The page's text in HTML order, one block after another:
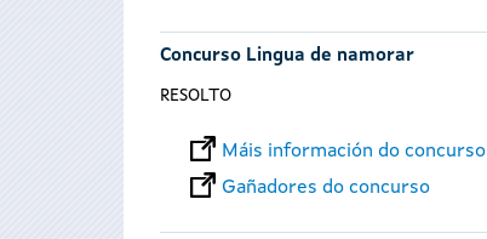
Concurso Lingua de namorar
RESOLTO
Máis información do concurso
Gañadores do concurso